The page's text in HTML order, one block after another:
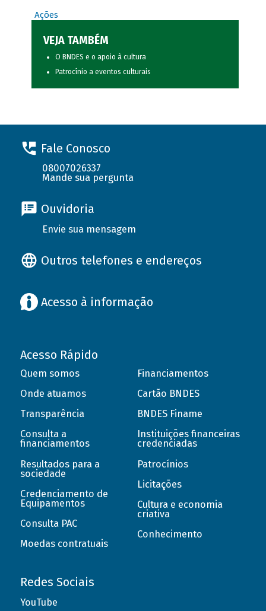
Ações
VEJA TAMBÉM
O BNDES e o apoio à cultura
Patrocínio a eventos culturais
Fale Conosco
08007026337
Mande sua pergunta
Ouvidoria
Envie sua mensagem
Outros telefones e endereços
Acesso à informação
Acesso Rápido
Quem somos
Onde atuamos
Transparência
Consulta a
financiamentos
Resultados para a
sociedade
Credenciamento de
Equipamentos
Consulta PAC
Moedas contratuais
Financiamentos
Cartão BNDES
BNDES Finame
Instituições financeiras
credenciadas
Patrocínios
Licitações
Cultura e economia
criativa
Conhecimento
Redes Sociais
YouTube